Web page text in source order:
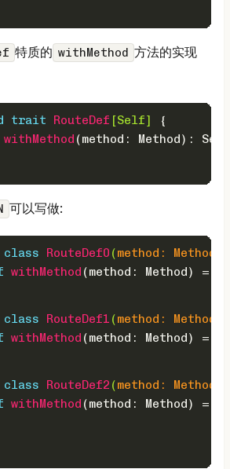
特质的 withMethod 方法的实现
trait RouteDef [Self]
{
withMethod (method: Method): Self
可以写做:
class RouteDef0 (method: Method
withMethod (method: Method) =
class RouteDef1 (method: Method
withMethod (method: Method) =
class RouteDef2 (method: Method
withMethod (method: Method) =